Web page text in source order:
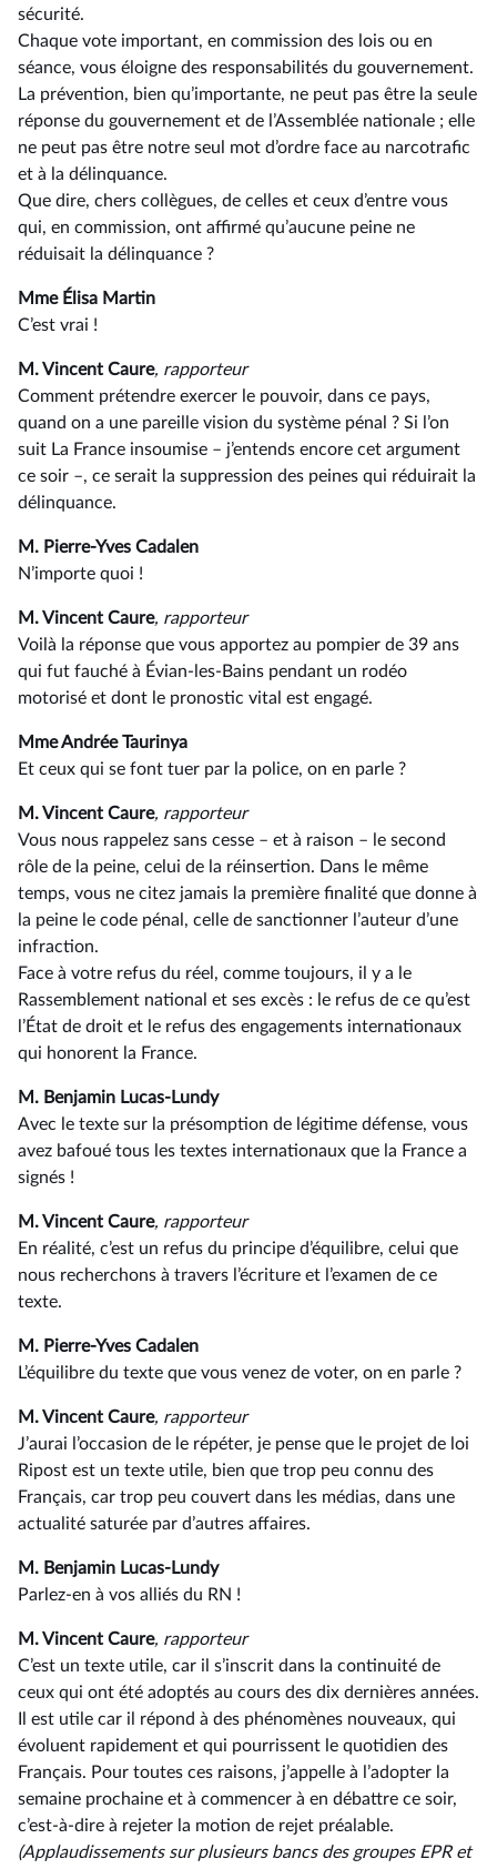
sécurité.
Chaque vote important, en commission des lois ou en
séance, vous éloigne des responsabilités du gouvernement.
La prévention, bien qu’importante, ne peut pas être la seule
réponse du gouvernement et de l’Assemblée nationale ; elle
ne peut pas être notre seul mot d’ordre face au narcotrafic
et à la délinquance.
Que dire, chers collègues, de celles et ceux d’entre vous
qui, en commission, ont affirmé qu’aucune peine ne
réduisait la délinquance ?
Mme Élisa Martin
C’est vrai !
M. Vincent Caure, rapporteur
Comment prétendre exercer le pouvoir, dans ce pays,
quand on a une pareille vision du système pénal ? Si l’on
suit La France insoumise –⁠ j’entends encore cet argument
ce soir –, ce serait la suppression des peines qui réduirait la
délinquance.
M. Pierre-Yves Cadalen
N’importe quoi !
M. Vincent Caure, rapporteur
Voilà la réponse que vous apportez au pompier de 39 ans
qui fut fauché à Évian-les-Bains pendant un rodéo
motorisé et dont le pronostic vital est engagé.
Mme Andrée Taurinya
Et ceux qui se font tuer par la police, on en parle ?
M. Vincent Caure, rapporteur
Vous nous rappelez sans cesse –⁠ et à raison – le second
rôle de la peine, celui de la réinsertion. Dans le même
temps, vous ne citez jamais la première finalité que donne à
la peine le code pénal, celle de sanctionner l’auteur d’une
infraction.
Face à votre refus du réel, comme toujours, il y a le
Rassemblement national et ses excès : le refus de ce qu’est
l’État de droit et le refus des engagements internationaux
qui honorent la France.
M. Benjamin Lucas-Lundy
Avec le texte sur la présomption de légitime défense, vous
avez bafoué tous les textes internationaux que la France a
signés !
M. Vincent Caure, rapporteur
En réalité, c’est un refus du principe d’équilibre, celui que
nous recherchons à travers l’écriture et l’examen de ce
texte.
M. Pierre-Yves Cadalen
L’équilibre du texte que vous venez de voter, on en parle ?
M. Vincent Caure, rapporteur
J’aurai l’occasion de le répéter, je pense que le projet de loi
Ripost est un texte utile, bien que trop peu connu des
Français, car trop peu couvert dans les médias, dans une
actualité saturée par d’autres affaires.
M. Benjamin Lucas-Lundy
Parlez-en à vos alliés du RN !
M. Vincent Caure, rapporteur
C’est un texte utile, car il s’inscrit dans la continuité de
ceux qui ont été adoptés au cours des dix dernières années.
Il est utile car il répond à des phénomènes nouveaux, qui
évoluent rapidement et qui pourrissent le quotidien des
Français. Pour toutes ces raisons, j’appelle à l’adopter la
semaine prochaine et à commencer à en débattre ce soir,
c’est-à-dire à rejeter la motion de rejet préalable.
(Applaudissements sur plusieurs bancs des groupes EPR et